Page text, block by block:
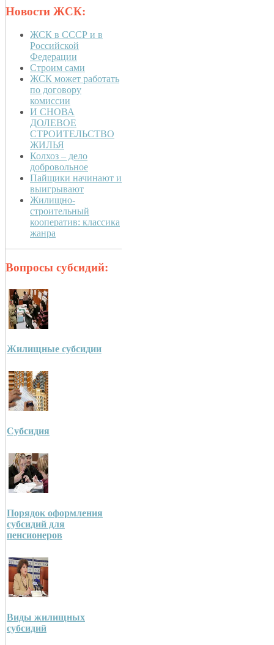
Новости ЖСК:
ЖСК в СССР и в
Российской
Федерации
Строим сами
ЖСК может работать
по договору
комиссии
И СНОВА
ДОЛЕВОЕ
СТРОИТЕЛЬСТВО
ЖИЛЬЯ
Колхоз – дело
добровольное
Пайщики начинают и
выигрывают
Жилищно-
строительный
кооператив: классика
жанра
Вопросы субсидий:
Жилищные субсидии
Субсидия
Порядок оформления
субсидий для
пенсионеров
Виды жилищных
субсидий